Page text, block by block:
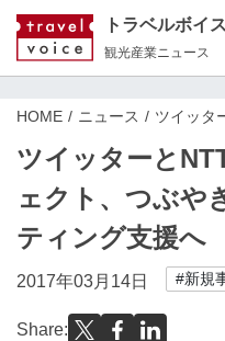
トラベルボイス
観光産業ニュース
HOME ニュース ツイッタ
ツイッターと
ェクト、つぶや
ティング支援へ
2017年03月14日 #新規
Share: